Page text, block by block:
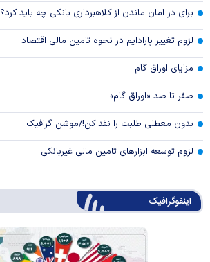
برای در امان ماندن از کلاهبرداری بانکی چه باید کرد؟
لزوم تغییر پارادایم در نحوه تامین مالی اقتصاد
مزایای اوراق گام
صفر تا صد «اوراق گام»
بدون معطلی طلبت را نقد کن!/موشن گرافیک
لزوم توسعه ابزارهای تامین مالی غیربانکی
اینفوگرافیک